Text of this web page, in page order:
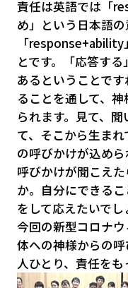
責任は英語では「
め」という日本語の
「
とです。「応答す
あるということで
ることを通して、
られます。見て、
て、そこから生ま
の呼びかけが込め
呼びかけが聞こえ
か。自分にできる
をして応えたいでし
今回の新型コロナ
体への神様からの
人ひとり、責任をも